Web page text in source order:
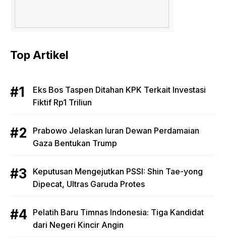
Top Artikel
Eks Bos Taspen Ditahan KPK Terkait Investasi
Fiktif Rp1 Triliun
Prabowo Jelaskan Iuran Dewan Perdamaian
Gaza Bentukan Trump
Keputusan Mengejutkan PSSI: Shin Tae-yong
Dipecat, Ultras Garuda Protes
Pelatih Baru Timnas Indonesia: Tiga Kandidat
dari Negeri Kincir Angin